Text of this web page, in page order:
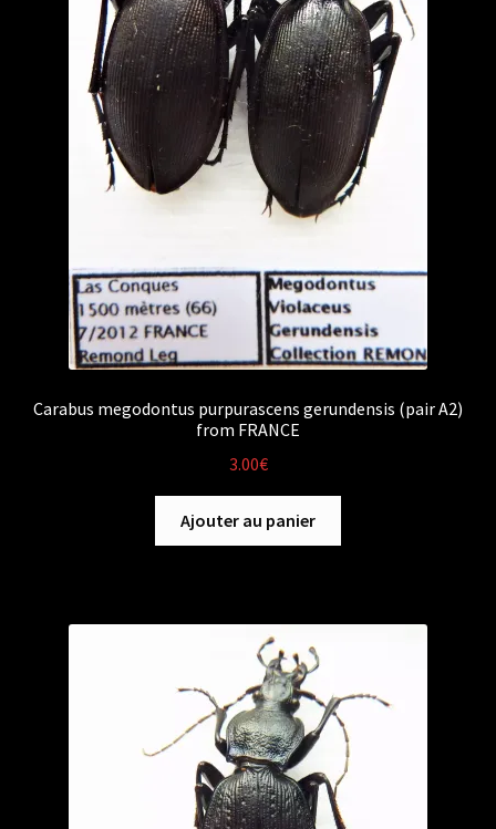
Carabus megodontus purpurascens gerundensis (pair A2)
from FRANCE
3.00€
Ajouter au panier